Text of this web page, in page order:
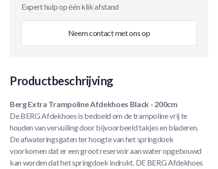
Expert hulp op één klik afstand
Neem contact met ons op
Productbeschrijving
Berg Extra Trampoline Afdekhoes Black - 200cm
De BERG Afdekhoes is bedoeld om de trampoline vrij te
houden van vervuiling door bijvoorbeeld takjes en bladeren.
De afwateringsgaten ter hoogte van het springdoek
voorkomen dat er een groot reservoir aan water opgebouwd
kan worden dat het springdoek indrukt. DE BERG Afdekhoes